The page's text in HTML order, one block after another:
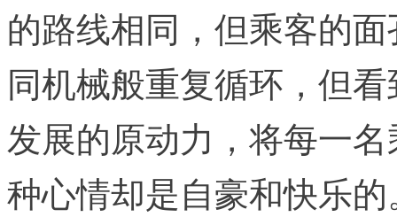
的路线相同，但乘客的
同机械般重复循环，但
发展的原动力，将每一
种心情却是自豪和快乐